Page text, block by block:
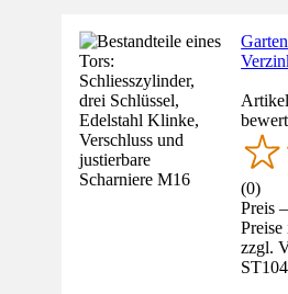
(0)
Preis
zzgl.
ST